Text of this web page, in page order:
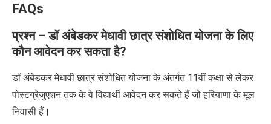
FAQs
प्रश्न – डॉ अंबेडकर मेधावी छात्र संशोधित योजना के लिए
कौन आवेदन कर सकता है?
डॉ अंबेडकर मेधावी छात्र संशोधित योजना के अंतर्गत 11वीं कक्षा से लेकर
पोस्टग्रेजुएशन तक के वे विद्यार्थी आवेदन कर सकते हैं जो हरियाणा के मूल
निवासी हैं।